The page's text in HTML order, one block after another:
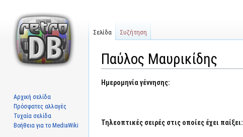
Παύλος Μαυρικίδης
Μετάβαση
Πήδηση
Ημερομηνία γέννησης:
Τηλεοπτικές σειρές στις οποίες έχει παίξει:
Σελίδα Συζήτηση
Αρχική σελίδα
Πρόσφατες αλλαγές
Τυχαία σελίδα
Βοήθεια για το MediaWiki